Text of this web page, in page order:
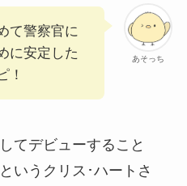
あそっち
て警察官に
に安定した
！
てデビューすること
いうクリス･ハートさ